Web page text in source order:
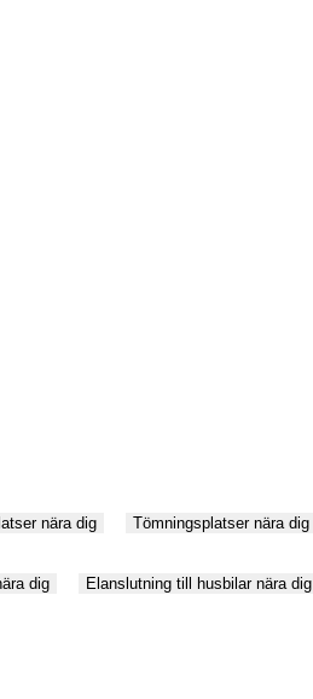
nära dig Tömningsplatser nära dig
dig Elanslutning till husbilar nära dig